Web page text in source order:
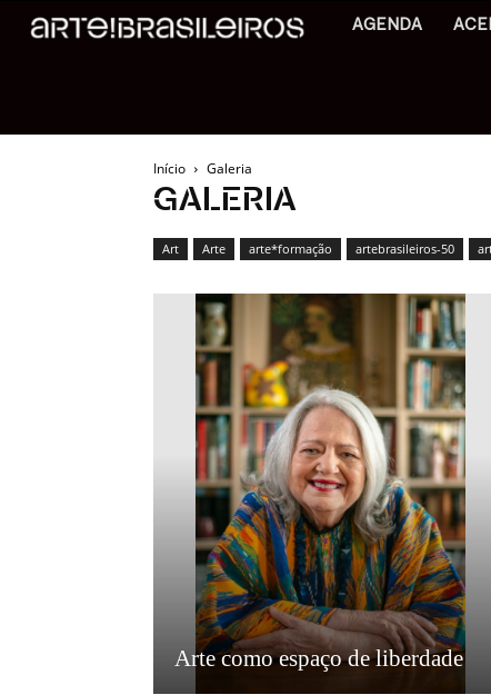
AGENDA
Início Galeria
GALERIA
Art Arte arte*formação artebrasileiros-50
Arte como espaço de liberdade